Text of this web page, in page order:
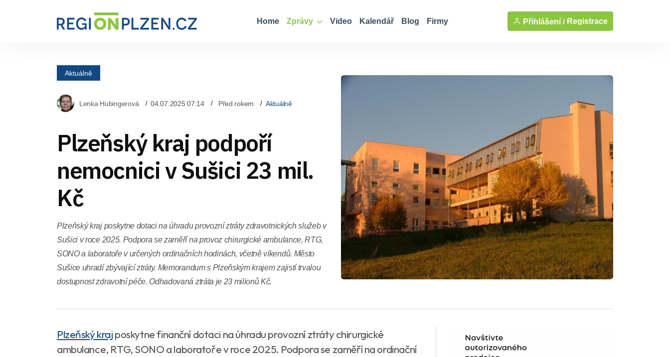
Home Zprávy Video Kalendář Blog Firmy Přihlášení / Registrace
Aktuálně
Lenka Hubingerová 04.07.2025 07:14 Před rokem Aktuálně
Plzeňský kraj podpoří
nemocnici v Sušici 23 mil.
Kč
Plzeňský kraj poskytne dotaci na úhradu provozní ztráty zdravotnických služeb v
Sušici v roce 2025. Podpora se zaměří na provoz chirurgické ambulance, RTG,
SONO a laboratoře v určených ordinačních hodinách, včetně víkendů. Město
Sušice uhradí zbývající ztráty. Memorandum s Plzeňským krajem zajistí trvalou
dostupnost zdravotní péče. Odhadovaná ztráta je 23 milionů Kč.
Plzeňský krajposkytne finanční dotaci na úhradu provozní ztráty chirurgické
ambulance, RTG, SONO a laboratoře v roce 2025. Podpora se zaměří na ordinační